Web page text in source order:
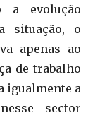
a evolução
situação, o
apenas ao
de trabalho
igualmente a
sector